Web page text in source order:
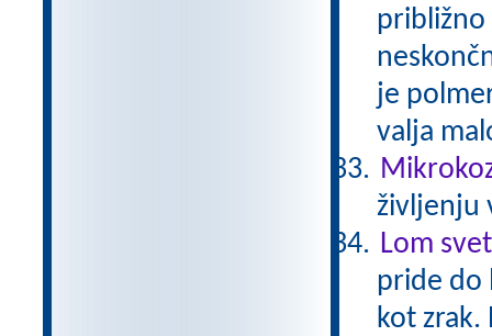
približno
je
valja
življenju
Lom
pride do
kot zrak.